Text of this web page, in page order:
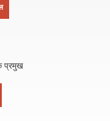
प्रमुख